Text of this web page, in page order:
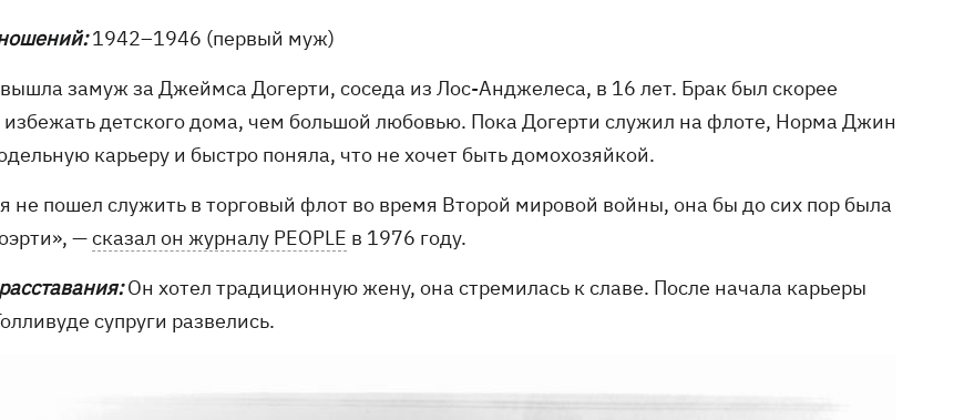
1942–1946 (первый муж)
замуж за Джеймса Догерти, соседа из Лос-Анджелеса, в 16 лет. Брак был скорее
избежать детского дома, чем большой любовью. Пока Догерти служил на флоте, Норма Джин
карьеру и быстро поняла, что не хочет быть домохозяйкой.
не пошел служить в торговый флот во время Второй мировой войны, она бы до сих пор была
—сказал он журналу PEOPLE в 1976 году.
Он хотел традиционную жену, она стремилась к славе. После начала карьеры
супруги развелись.